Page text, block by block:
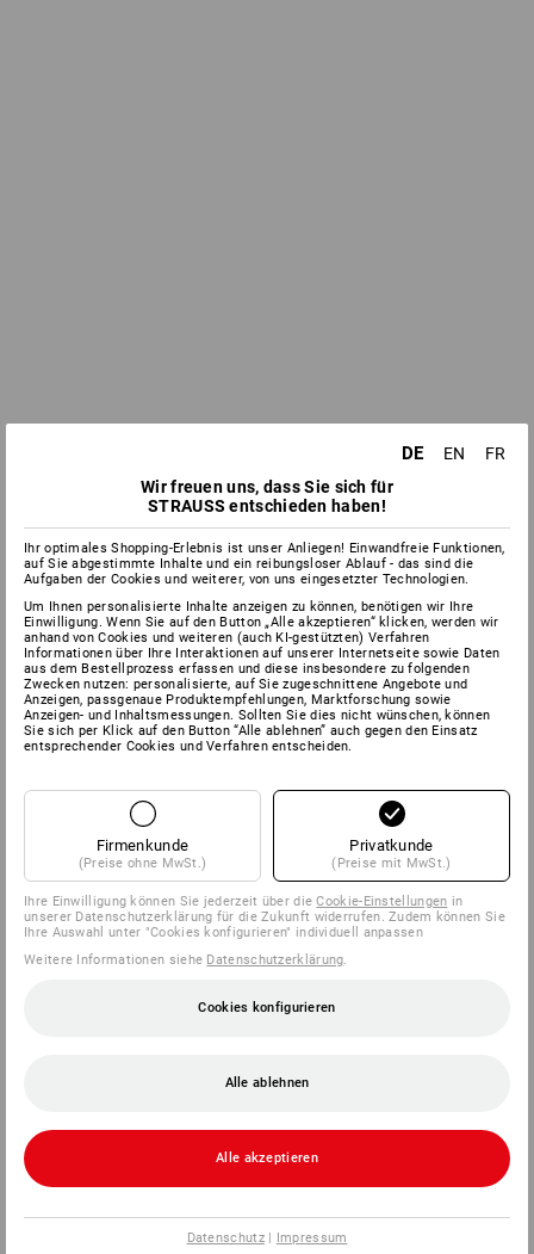
DE EN
FR
Wir freuen uns, dass Sie sich für
STRAUSS entschieden haben!
Ihr optimales Shopping-Erlebnis ist unser Anliegen! Einwandfreie Funktionen,
auf Sie abgestimmte Inhalte und ein reibungsloser Ablauf - das sind die
Aufgaben der Cookies und weiterer, von uns eingesetzter Technologien.
Um Ihnen personalisierte Inhalte anzeigen zu können, benötigen wir Ihre
Einwilligung. Wenn Sie auf den Button „Alle akzeptieren“ klicken, werden wir
anhand von Cookies und weiteren (auch KI-gestützten) Verfahren
Informationen über Ihre Interaktionen auf unserer Internetseite sowie Daten
aus dem Bestellprozess erfassen und diese insbesondere zu folgenden
Zwecken nutzen: personalisierte, auf Sie zugeschnittene Angebote und
Anzeigen, passgenaue Produktempfehlungen, Marktforschung sowie
Anzeigen- und Inhaltsmessungen. Sollten Sie dies nicht wünschen, können
Sie sich per Klick auf den Button “Alle ablehnen” auch gegen den Einsatz
entsprechender Cookies und Verfahren entscheiden.
Firmenkunde
(Preise ohne MwSt.)
Privatkunde
(Preise mit MwSt.)
Ihre Einwilligung können Sie jederzeit über dieCookie-Einstellungen in
unserer Datenschutzerklärung für die Zukunft widerrufen. Zudem können Sie
Ihre Auswahl unter "Cookies konfigurieren" individuell anpassen
Weitere Informationen siehe Datenschutzerklärung
Cookies konfigurieren
Alle ablehnen
Alle akzeptieren
Datenschutz| Impressum